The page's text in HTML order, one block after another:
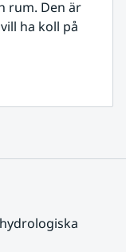
rum. Den är
ha koll på